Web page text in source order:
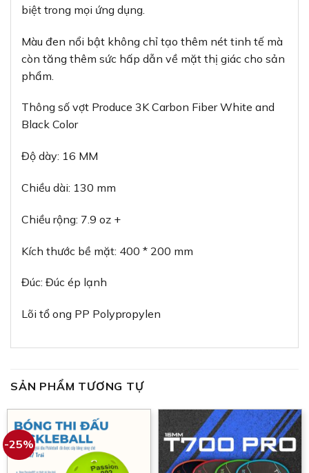
biệt trong mọi ứng dụng.
Màu đen nổi bật không chỉ tạo thêm nét tinh tế mà
còn tăng thêm sức hấp dẫn về mặt thị giác cho sản
phẩm.
Thông số vợt Produce 3K Carbon Fiber White and
Black Color
Độ dày: 16 MM
Chiều dài: 130 mm
Chiều rộng: 7.9 oz +
Kích thước bề mặt: 400 * 200 mm
Đúc: Đúc ép lạnh
Lõi tổ ong PP Polypropylen
SẢN PHẨM TƯƠNG TỰ
-25%